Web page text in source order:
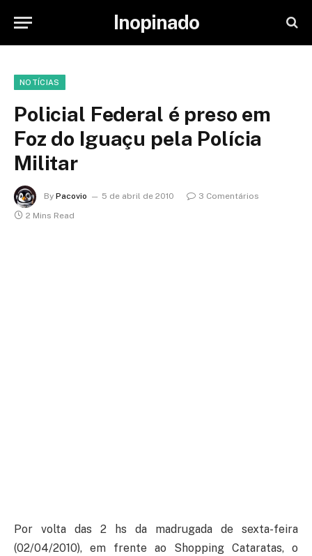
Inopinado
NOTÍCIAS
Policial Federal é preso em
Foz do Iguaçu pela Polícia
Militar
By Pacovio 5 de abril de 2010
3 Comentários
2 Mins Read
Por volta das 2 hs da madrugada de sexta-feira
(02/04/2010), em frente ao Shopping Cataratas, o